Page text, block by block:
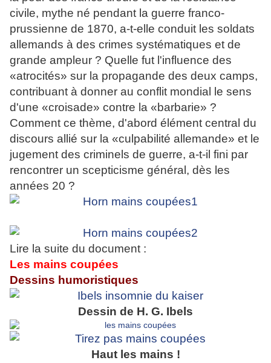
civile, mythe né pendant la guerre franco-
prussienne de 1870, a-t-elle conduit les soldats
allemands à des crimes systématiques et de
grande ampleur ? Quelle fut l'influence des
«atrocités» sur la propagande des deux camps,
contribuant à donner au conflit mondial le sens
d'une «croisade» contre la «barbarie» ?
Comment ce thème, d'abord élément central du
discours allié sur la «culpabilité allemande» et le
jugement des criminels de guerre, a-t-il fini par
rencontrer un scepticisme général, dès les
années 20 ?
Lire la suite du document :
Les mains coupées
Dessins humoristiques
Dessin de H. G. Ibels
Haut les mains !